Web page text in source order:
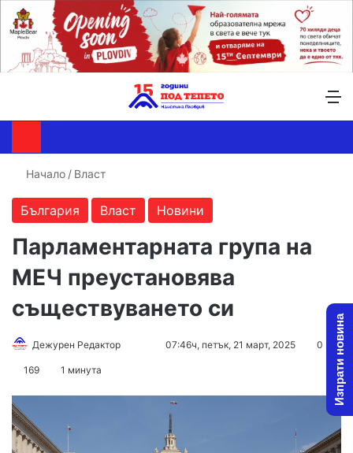
Начало / Власт
България Власт Новини
Парламентарната група на
МЕЧ преустановява
съществуването си
Дежурен Редактор
Send07:46ч, петък, 21 март, 2025 0
169 1 минута Изпрати новина